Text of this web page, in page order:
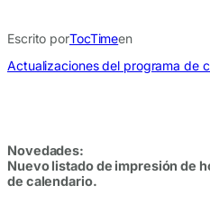
Escrito porTocTimeen
Actualizaciones del programa de
Novedades:
Nuevo listado de impresión de
de calendario.